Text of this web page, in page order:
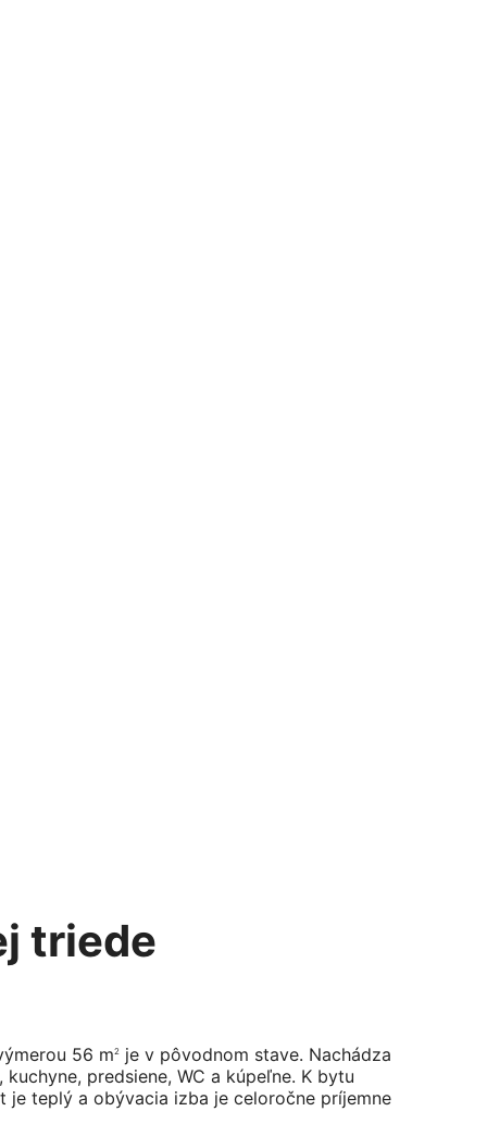
triede
56 m2
je v pôvodnom stave. Nachádza
predsiene, WC a kúpeľne. K bytu
je teplý a obývacia izba je celoročne príjemne